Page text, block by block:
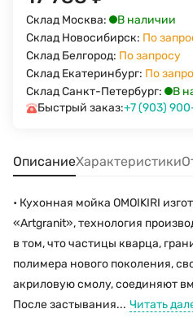
Склад Москва:
В наличии
Склад Новосибирск: По
Склад Белгород: По запросу
Склад Екатеринбург: По
Склад Санкт-Петербург:
В
Быстрый заказ:+7 (903)
ОписаниеХарактеристики
• Кухонная мойка OMOIKIRI
«Artgranit», технология
в том, что частицы кварца,
полимера нового поколения,
акриловую смолу, соединяют
После застывания... Читать